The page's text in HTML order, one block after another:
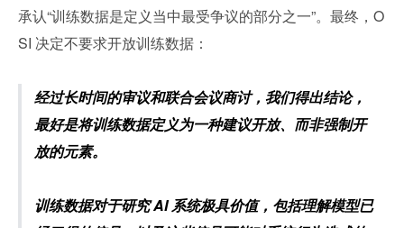
承认“训练数据是定义当中最受争议的部分之一”。最终，O
SI 决定不要求开放训练数据：
经过长时间的审议和联合会议商讨，我们得出结论，
最好是将训练数据定义为一种建议开放、而非强制开
放的元素。
训练数据对于研究 AI 系统极具价值，包括理解模型已